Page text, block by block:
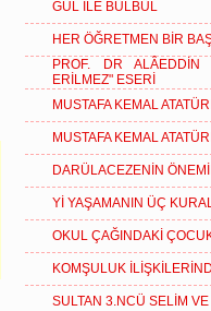
GÜL İLE BÜLBÜL
HER ÖĞRETMEN BİR
PROF. DR ALÂEDDİN
ERİLMEZ" ESERİ
MUSTAFA KEMAL
MUSTAFA KEMAL
DARÜLACEZENİN
Yİ YAŞAMANIN ÜÇ
OKUL ÇAĞINDAKİ
KOMŞULUK
SULTAN 3.NCÜ SELİM